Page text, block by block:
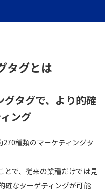
タグとは
タグで、より的確
ング
種類のマーケティングタ
とで、従来の業種だけでは見
確なターゲティングが可能